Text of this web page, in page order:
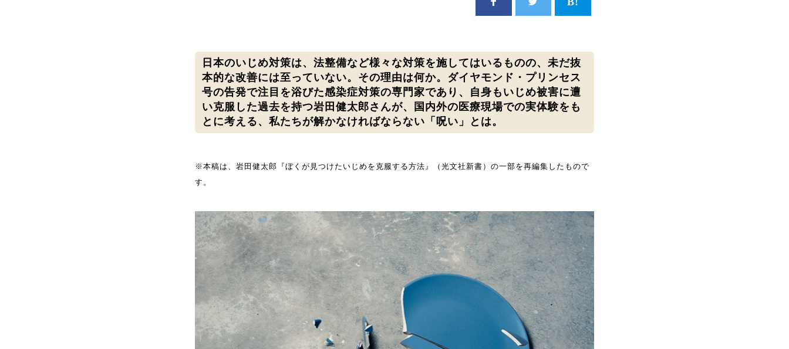
日本のいじめ対策は、法整備など様々な対策を施してはいるものの、未だ抜
本的な改善には至っていない。その理由は何か。ダイヤモンド・プリンセス
号の告発で注目を浴びた感染症対策の専門家であり、自身もいじめ被害に遭
い克服した過去を持つ岩田健太郎さんが、国内外の医療現場での実体験をも
とに考える、私たちが解かなければならない「呪い」とは。
※本稿は、岩田健太郎『ぼくが見つけたいじめを克服する方法』（光文社新書）の一部を再編集したもので
す。